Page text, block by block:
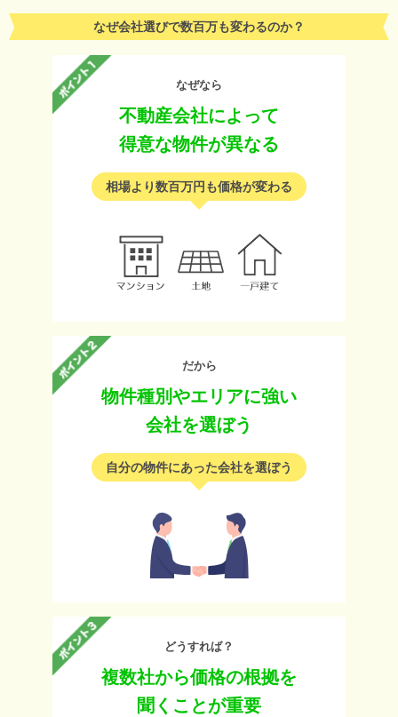
なぜ会社選びで数百万も変わるのか？
なぜなら
不動産会社によって
得意な物件が異なる
相場より数百万円も価格が変わる
だから
物件種別やエリアに強い
会社を選ぼう
自分の物件にあった会社を選ぼう
どうすれば？
複数社から価格の根拠を
聞くことが重要